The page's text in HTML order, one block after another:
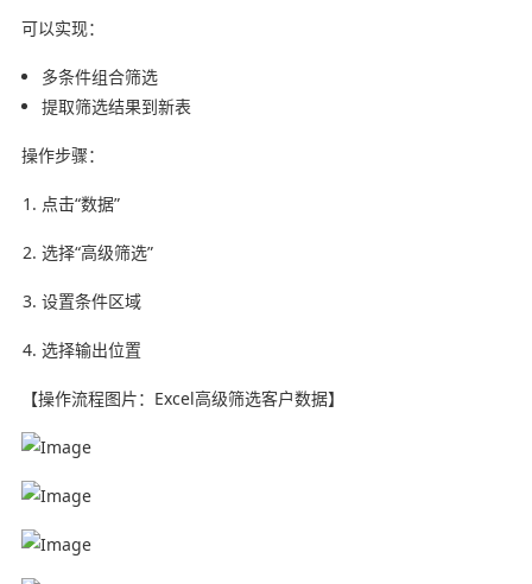
可以实现：
多条件组合筛选
提取筛选结果到新表
操作步骤：
点击“数据”
选择“高级筛选”
设置条件区域
选择输出位置
【操作流程图片：Excel高级筛选客户数据】